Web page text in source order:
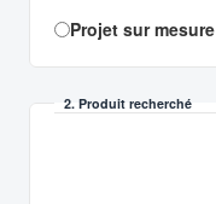
Projet sur mesure
2. Produit recherché